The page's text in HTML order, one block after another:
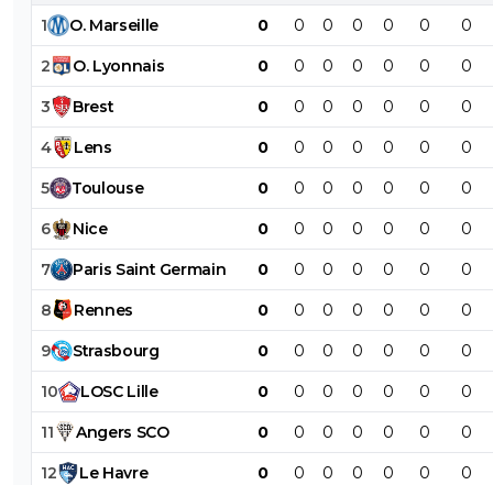
1 O. Marseille 0 0 0 0 0 0 0
2 O. Lyonnais 0 0 0 0 0 0 0
3 Brest 0 0 0 0 0 0 0
4 Lens 0 0 0 0 0 0 0
5 Toulouse 0 0 0 0 0 0 0
6 Nice 0 0 0 0 0 0 0
7 Paris Saint Germain 0 0 0 0 0 0 0
8 Rennes 0 0 0 0 0 0 0
9 Strasbourg 0 0 0 0 0 0 0
10 LOSC Lille 0 0 0 0 0 0 0
11 Angers SCO 0 0 0 0 0 0 0
12 Le Havre 0 0 0 0 0 0 0